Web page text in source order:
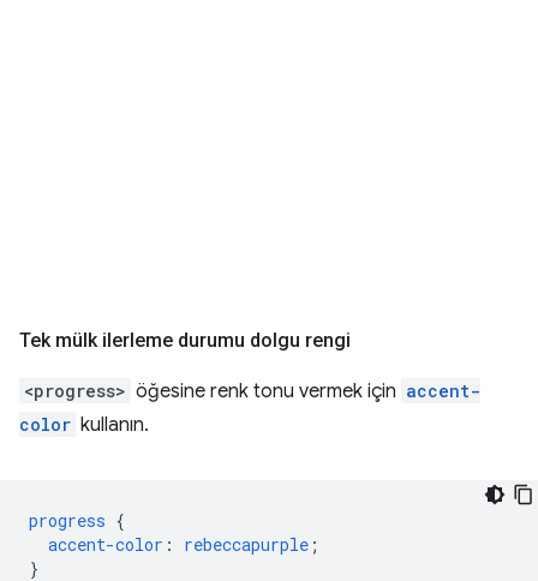
Tek mülk ilerleme durumu dolgu rengi
<progress> öğesine renk tonu vermek için accent-
color kullanın.
progress {
accent-color : rebeccapurple ;
}